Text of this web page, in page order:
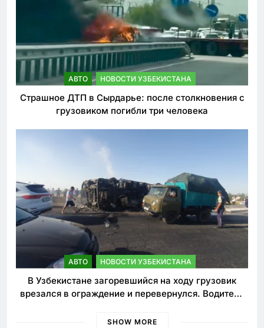
АВТО НОВОСТИ УЗБЕКИСТАНА
Страшное ДТП в Сырдарье: после столкновения с
грузовиком погибли три человека
АВТО НОВОСТИ УЗБЕКИСТАНА
В Узбекистане загоревшийся на ходу грузовик
врезался в ограждение и перевернулся. Водитель
SHOW MORE